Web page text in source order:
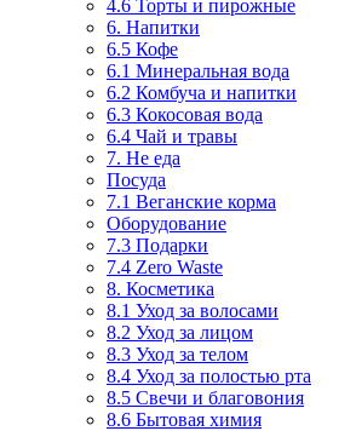
4.6 Торты и пирожные
6. Напитки
6.5 Кофе
6.1 Минеральная вода
6.2 Комбуча и напитки
6.3 Кокосовая вода
6.4 Чай и травы
7. Не еда
Посуда
7.1 Веганские корма
Оборудование
7.3 Подарки
7.4 Zero Waste
8. Косметика
8.1 Уход за волосами
8.2 Уход за лицом
8.3 Уход за телом
8.4 Уход за полостью рта
8.5 Свечи и благовония
8.6 Бытовая химия